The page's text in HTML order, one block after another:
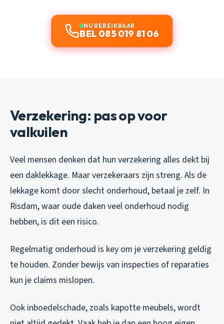
NU BEREIKBAAR
BEL 085 019 81 06
Verzekering: pas op voor
valkuilen
Veel mensen denken dat hun verzekering alles dekt bij
een daklekkage. Maar verzekeraars zijn streng. Als de
lekkage komt door slecht onderhoud, betaal je zelf. In
Risdam, waar oude daken veel onderhoud nodig
hebben, is dit een risico.
Regelmatig onderhoud is key om je verzekering geldig
te houden. Zonder bewijs van inspecties of reparaties
kun je claims mislopen.
Ook inboedelschade, zoals kapotte meubels, wordt